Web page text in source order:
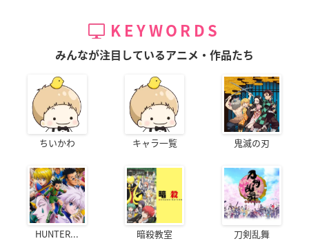
KEYWORDS
みんなが注目しているアニメ・作品たち
ちいかわ キャラ一覧 鬼滅の刃
HUNTER... 暗殺教室 刀剣乱舞